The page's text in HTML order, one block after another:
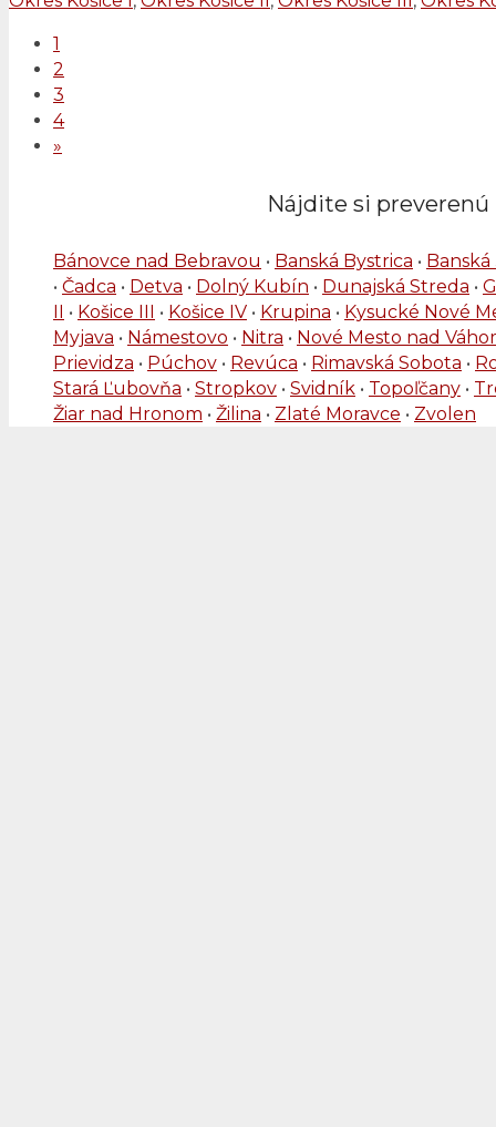
1
2
3
4
»
Nájdite si preverenú
Bánovce nad Bebravou • Banská Bystrica •
• Čadca • Detva • Dolný Kubín • Dunajská Streda •
• Košice III • Košice IV • Krupina • Kysucké Nové
Myjava • Námestovo • Nitra • Nové Mesto nad
Prievidza • Púchov • Revúca • Rimavská Sobota •
Stará Ľubovňa • Stropkov • Svidník • Topoľčany •
Žiar nad Hronom • Žilina • Zlaté Moravce • Zvolen